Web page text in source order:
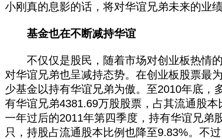
小刚真的息影的话，将对华谊兄弟未来的业
基金也在不断减持华谊
不仅仅是股民，随着市场对创业板热情
对华谊兄弟也呈减持态势。在创业板股票最
少基金以持有华谊兄弟为傲。至2010年底，
有华谊兄弟4381.69万股股票，占其流通股
一年过后的2011年第四季度，持有华谊兄弟
只，持股占流通股本比例也降至9.83%。不